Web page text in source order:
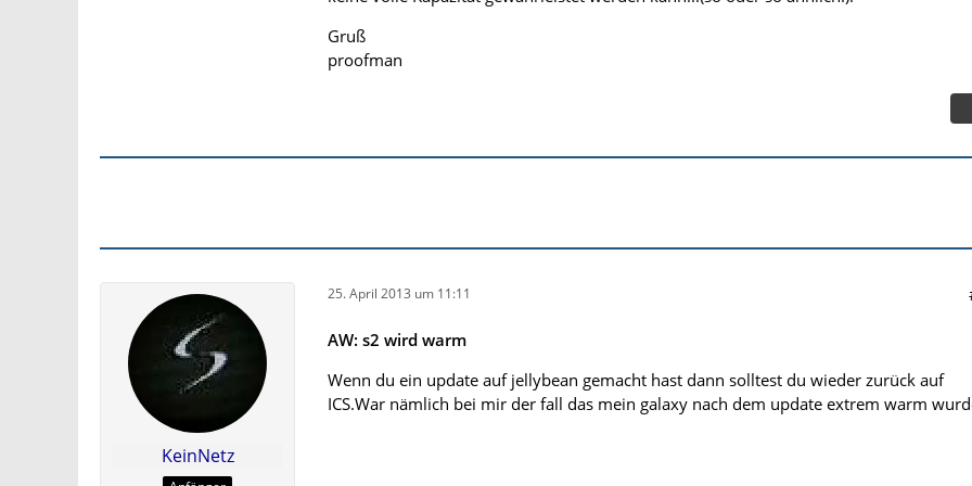
Gruß
proofman
KeinNetz
25. April 2013 um 11:11
AW: s2 wird warm
Wenn du ein update auf jellybean gemacht hast dann solltest du wieder zurück auf
ICS.War nämlich bei mir der fall das mein galaxy nach dem update extrem warm